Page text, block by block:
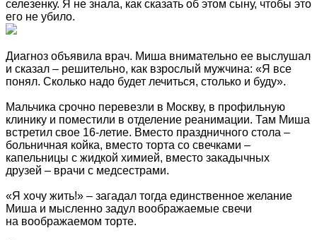
селезенку. Я не знала, как сказать об этом сыну, чтобы это
его не убило.
Диагноз объявила врач. Миша внимательно ее выслушал
и сказал – решительно, как взрослый мужчина: «Я все
понял. Сколько надо будет лечиться, столько и буду».
Мальчика срочно перевезли в Москву, в профильную
клинику и поместили в отделение реанимации. Там Миша
встретил свое 16-летие. Вместо праздничного стола –
больничная койка, вместо торта со свечками –
капельницы с жидкой химией, вместо закадычных
друзей – врачи с медсестрами.
«Я хочу жить!» – загадал тогда единственное желание
Миша и мысленно задул воображаемые свечи
на воображаемом торте.